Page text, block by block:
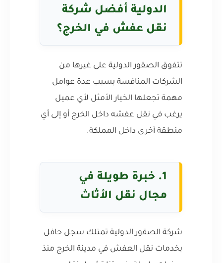
الدولية أفضل شركة
نقل عفش في الخرج؟
تتفوق الصقور الدولية على غيرها من
الشركات المنافسة بسبب عدة عوامل
مهمة تجعلها الخيار الأمثل لأي عميل
يرغب في نقل عفشه داخل الخرج أو إلى أي
منطقة أخرى داخل المملكة.
1. خبرة طويلة في
مجال نقل الأثاث
شركة الصقور الدولية تمتلك سجل حافل
بخدمات نقل العفش في مدينة الخرج منذ